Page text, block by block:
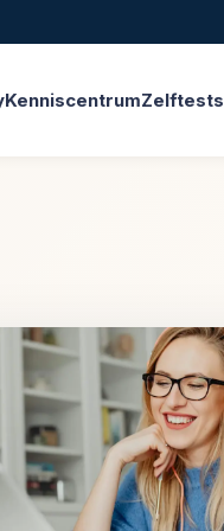
KenniscentrumZelftests